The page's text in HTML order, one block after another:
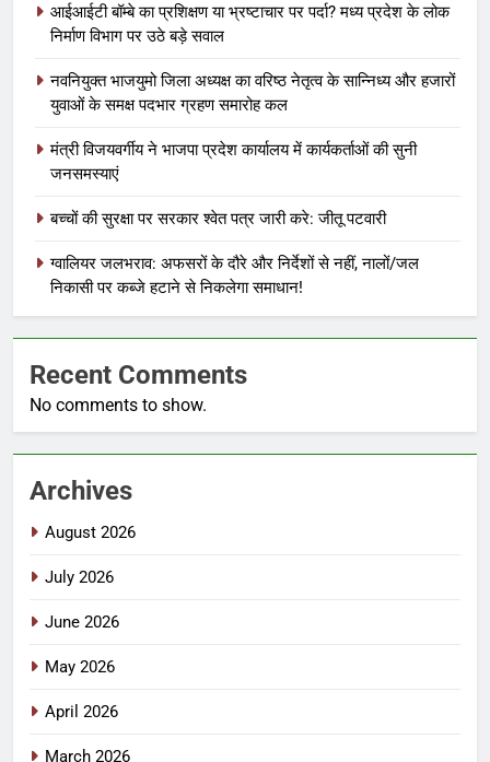
आईआईटी बॉम्बे का प्रशिक्षण या भ्रष्टाचार पर पर्दा? मध्य प्रदेश के लोक
निर्माण विभाग पर उठे बड़े सवाल
नवनियुक्त भाजयुमो जिला अध्यक्ष का वरिष्ठ नेतृत्व के सान्निध्य और हजारों
युवाओं के समक्ष पदभार ग्रहण समारोह कल
मंत्री विजयवर्गीय ने भाजपा प्रदेश कार्यालय में कार्यकर्ताओं की सुनी
जनसमस्याएं
बच्चों की सुरक्षा पर सरकार श्वेत पत्र जारी करे: जीतू पटवारी
ग्वालियर जलभराव: अफसरों के दौरे और निर्देशों से नहीं, नालों/जल
निकासी पर कब्जे हटाने से निकलेगा समाधान!
Recent Comments
No comments to show.
Archives
August 2026
July 2026
June 2026
May 2026
April 2026
March 2026